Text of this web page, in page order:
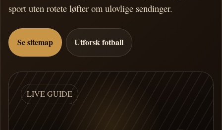
sport uten rotete løfter om ulovlige sendinger.
Se sitemap Utforsk fotball
LIVE GUIDE